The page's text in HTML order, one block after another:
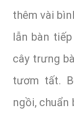
thêm vài
lẫn bàn
cây trưng
tươm tất.
ngồi, chuẩn